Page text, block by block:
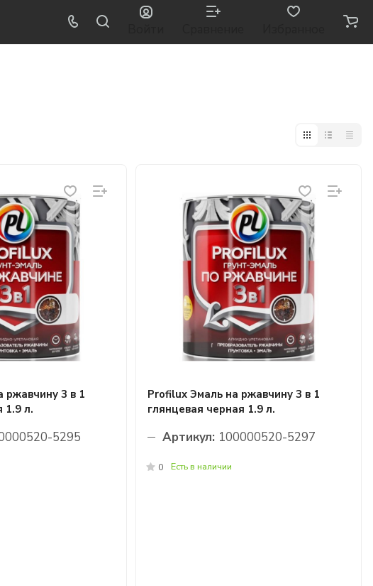
ржавчину 3 в 1
1.9 л.
5295
Profilux Эмаль на ржавчину 3 в 1
глянцевая черная 1.9 л.
Артикул: 100000520-5297
0 Есть в наличии